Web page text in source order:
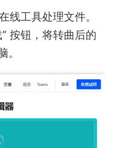
线工具处理文件。
按钮，将转曲后的
。